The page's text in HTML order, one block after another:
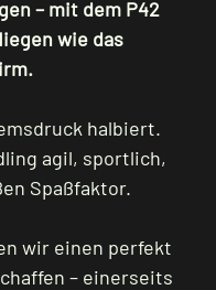
– mit dem P42
wie das
halbiert.
agil, sportlich,
Spaßfaktor.
wir einen perfekt
– einerseits